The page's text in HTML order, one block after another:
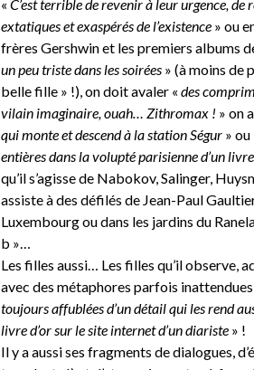
« C’est terrible de revenir à leur urgence,
extatiques et exaspérés de l’existence» ou
frères Gershwin et les premiers albums
un peu triste dans les soirées» (à moins de
belle fille » !), on doit avaler « des
vilain imaginaire, ouah… Zithromax ! » on
qui monte et descend à la station Ségur» ou
entières dans la volupté parisienne d’un
qu’il s’agisse de Nabokov, Salinger,
assiste à des défilés de Jean-Paul
Luxembourg ou dans les jardins du
b »…
Les filles aussi… Les filles qu’il observe,
avec des métaphores parfois inattendues
toujours affublées d’un détail qui les rend
livre d’or sur le site internet d’un diariste» !
Il y a aussi ses fragments de dialogues,